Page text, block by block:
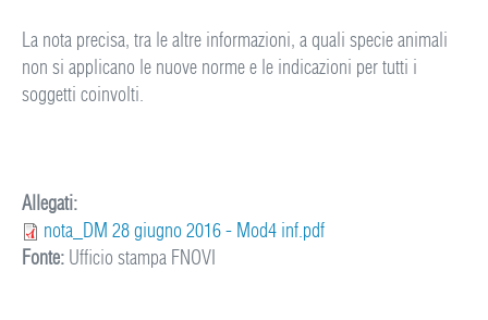
La nota precisa, tra le altre informazioni, a quali specie animali
non si applicano le nuove norme e le indicazioni per tutti i
soggetti coinvolti.
Allegati:
nota_DM 28 giugno 2016 - Mod4 inf.pdf
Fonte: Ufficio stampa FNOVI